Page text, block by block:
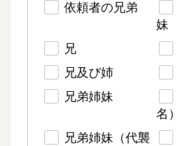
依頼者の兄弟
妹
兄
兄及び姉
兄弟姉妹
名）
兄弟姉妹（代襲